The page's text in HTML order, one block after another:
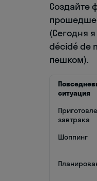
Создайте
(Сегодня
décidé de
пешком).
ситуация
завтрака
Шоппинг